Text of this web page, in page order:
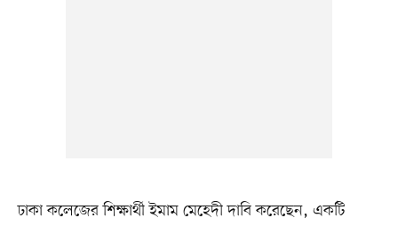
ঢাকা কলেজের শিক্ষার্থী ইমাম মেহেদী দাবি করেছেন, একটি